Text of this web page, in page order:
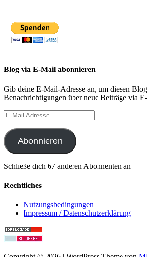
Blog via E-Mail abonnieren
Gib deine E-Mail-Adresse an, um diesen
Benachrichtigungen über neue Beiträge via
E-
Mail-
Adresse
Abonnieren
Schließe dich 67 anderen Abonnenten an
Rechtliches
Nutzungsbedingungen
Impressum / Datenschutzerklärung